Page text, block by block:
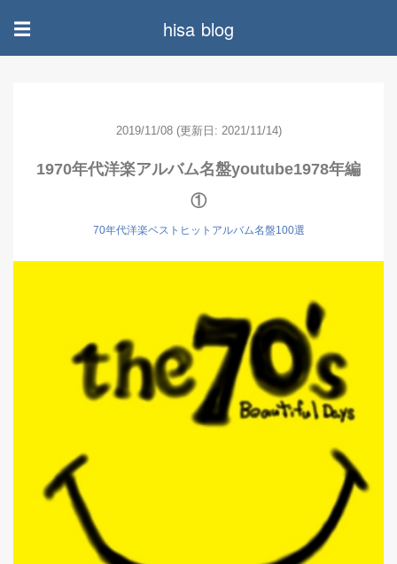
☰ hisa blog
2019/11/08 (更新日: 2021/11/14)
1970年代洋楽アルバム名盤youtube1978年編
①
70年代洋楽ベストヒットアルバム名盤100選